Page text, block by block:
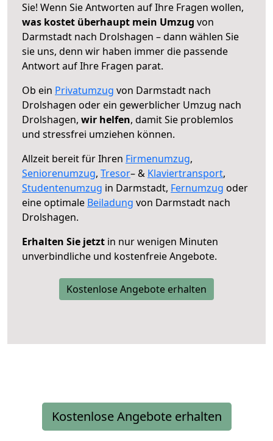
Sie! Wenn Sie Antworten auf Ihre Fragen wollen,
was kostet überhaupt mein Umzug von
Darmstadt nach Drolshagen – dann wählen Sie
sie uns, denn wir haben immer die passende
Antwort auf Ihre Fragen parat.
Ob ein Privatumzug von Darmstadt nach
Drolshagen oder ein gewerblicher Umzug nach
Drolshagen, wir helfen, damit Sie problemlos
und stressfrei umziehen können.
Allzeit bereit für Ihren Firmenumzug,
Seniorenumzug, Tresor– & Klaviertransport,
Studentenumzug in Darmstadt, Fernumzug oder
eine optimale Beiladung von Darmstadt nach
Drolshagen.
Erhalten Sie jetzt in nur wenigen Minuten
unverbindliche und kostenfreie Angebote.
Kostenlose Angebote erhalten
Kostenlose Angebote erhalten